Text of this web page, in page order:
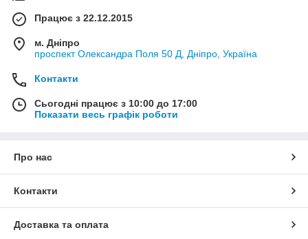
Працює з 22.12.2015
м. Дніпро
проспект Олександра Поля 50 Д, Дніпро, Україна
Контакти
Сьогодні працює з 10:00 до 17:00
Показати весь графік роботи
Про нас
Контакти
Доставка та оплата